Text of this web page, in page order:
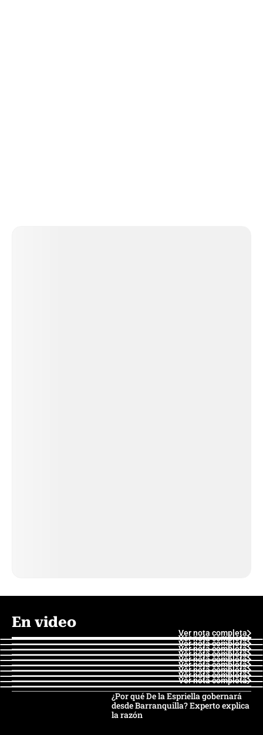
En video
Ver nota completa
Ver nota completa
Ver nota completa
Ver nota completa
Ver nota completa
Ver nota completa
Ver nota completa
Ver nota completa
Ver nota completa
Ver nota completa
¿Por qué De la Espriella gobernará
desde Barranquilla? Experto explica
la razón